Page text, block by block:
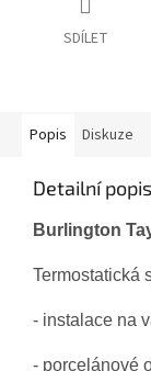
SDÍLET
Popis Diskuze
Detailní
Burlington
Termostatická
- instalace na
- porcelánové